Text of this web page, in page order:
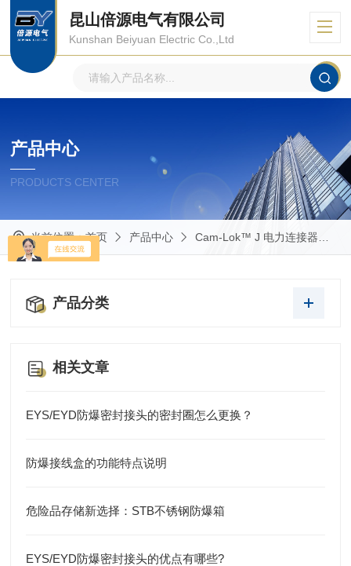
昆山倍源电气有限公司
Kunshan Beiyuan Electric Co.,Ltd
产品中心
PRODUCTS CENTER
当前位置：首页 产品中心 Cam-Lok™ J 电力连接器
产品分类
相关文章
EYS/EYD防爆密封接头的密封圈怎么更换？
防爆接线盒的功能特点说明
危险品存储新选择：STB不锈钢防爆箱
EYS/EYD防爆密封接头的优点有哪些?